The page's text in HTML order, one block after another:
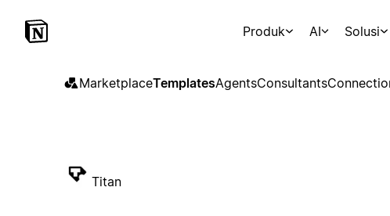
Produk AI Solusi
MarketplaceTemplatesAgentsConsultants
Titan